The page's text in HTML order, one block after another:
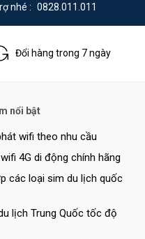
nhé : 0828.011.011
Đổi hàng trong 7 ngày
nổi bật
wifi theo nhu cầu
4G di động chính hãng
các loại sim du lịch quốc
lịch Trung Quốc tốc độ